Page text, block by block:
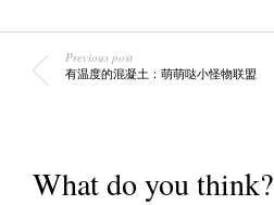
Previous post
有温度的混凝土：萌萌哒小怪物联盟
What do you think?